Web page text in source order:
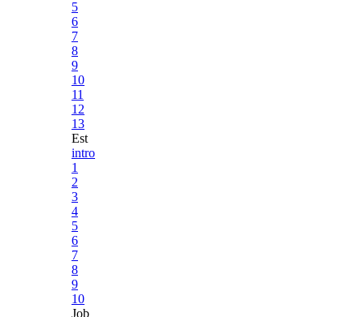
5
6
7
8
9
10
11
12
13
Est
intro
1
2
3
4
5
6
7
8
9
10
Job